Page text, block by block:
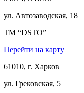
ул. Автозаводская, 18
ТМ “DSTO”
Перейти на карту
61010, г. Харков
ул. Грековская, 5